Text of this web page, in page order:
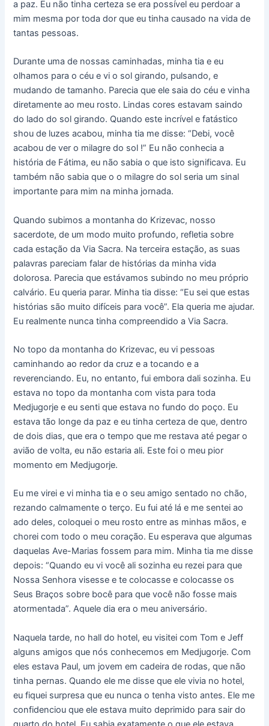
a paz. Eu não tinha certeza se era possível eu perdoar a
mim mesma por toda dor que eu tinha causado na vida de
tantas pessoas.
Durante uma de nossas caminhadas, minha tia e eu
olhamos para o céu e vi o sol girando, pulsando, e
mudando de tamanho. Parecia que ele saia do céu e vinha
diretamente ao meu rosto. Lindas cores estavam saindo
do lado do sol girando. Quando este incrível e fatástico
shou de luzes acabou, minha tia me disse: “Debi, você
acabou de ver o milagre do sol !” Eu não conhecia a
história de Fátima, eu não sabia o que isto significava. Eu
também não sabia que o o milagre do sol seria um sinal
importante para mim na minha jornada.
Quando subimos a montanha do Krizevac, nosso
sacerdote, de um modo muito profundo, refletia sobre
cada estação da Via Sacra. Na terceira estação, as suas
palavras pareciam falar de histórias da minha vida
dolorosa. Parecia que estávamos subindo no meu próprio
calvário. Eu queria parar. Minha tia disse: “Eu sei que estas
histórias são muito difíceis para você”. Ela queria me ajudar.
Eu realmente nunca tinha compreendido a Via Sacra.
No topo da montanha do Krizevac, eu vi pessoas
caminhando ao redor da cruz e a tocando e a
reverenciando. Eu, no entanto, fui embora dali sozinha. Eu
estava no topo da montanha com vista para toda
Medjugorje e eu senti que estava no fundo do poço. Eu
estava tão longe da paz e eu tinha certeza de que, dentro
de dois dias, que era o tempo que me restava até pegar o
avião de volta, eu não estaria ali. Este foi o meu pior
momento em Medjugorje.
Eu me virei e vi minha tia e o seu amigo sentado no chão,
rezando calmamente o terço. Eu fui até lá e me sentei ao
ado deles, coloquei o meu rosto entre as minhas mãos, e
chorei com todo o meu coração. Eu esperava que algumas
daquelas Ave-Marias fossem para mim. Minha tia me disse
depois: “Quando eu vi você ali sozinha eu rezei para que
Nossa Senhora visesse e te colocasse e colocasse os
Seus Braços sobre bocê para que você não fosse mais
atormentada”. Aquele dia era o meu aniversário.
Naquela tarde, no hall do hotel, eu visitei com Tom e Jeff
alguns amigos que nós conhecemos em Medjugorje. Com
eles estava Paul, um jovem em cadeira de rodas, que não
tinha pernas. Quando ele me disse que ele vivia no hotel,
eu fiquei surpresa que eu nunca o tenha visto antes. Ele me
confidenciou que ele estava muito deprimido para sair do